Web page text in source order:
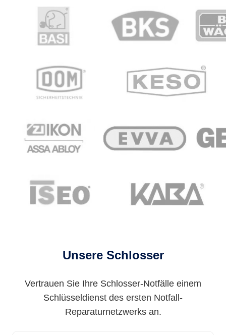
Unsere Schlosser
Vertrauen Sie Ihre Schlosser-Notfälle einem
Schlüsseldienst des ersten Notfall-
Reparaturnetzwerks an.